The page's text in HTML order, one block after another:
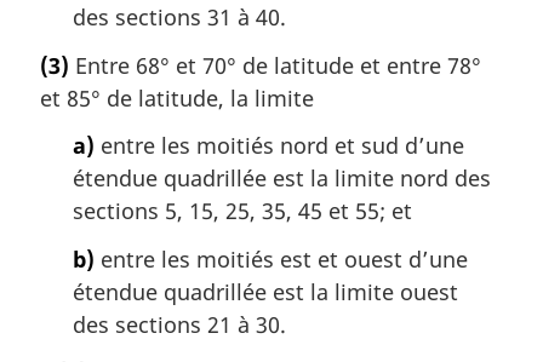
des sections 31 à 40.
(3) Entre 68° et 70° de latitude et entre 78°
et 85° de latitude, la limite
a) entre les moitiés nord et sud d’une
étendue quadrillée est la limite nord des
sections 5, 15, 25, 35, 45 et 55; et
b) entre les moitiés est et ouest d’une
étendue quadrillée est la limite ouest
des sections 21 à 30.